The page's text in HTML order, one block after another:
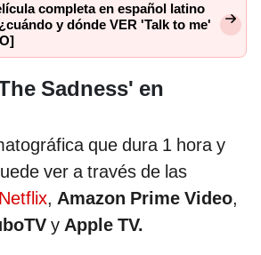
completa en español latino
y dónde VER 'Talk to me'
Sadness' en
que dura 1 hora y
ver a través de las
Netflix, Amazon Prime Video,
y Apple TV.